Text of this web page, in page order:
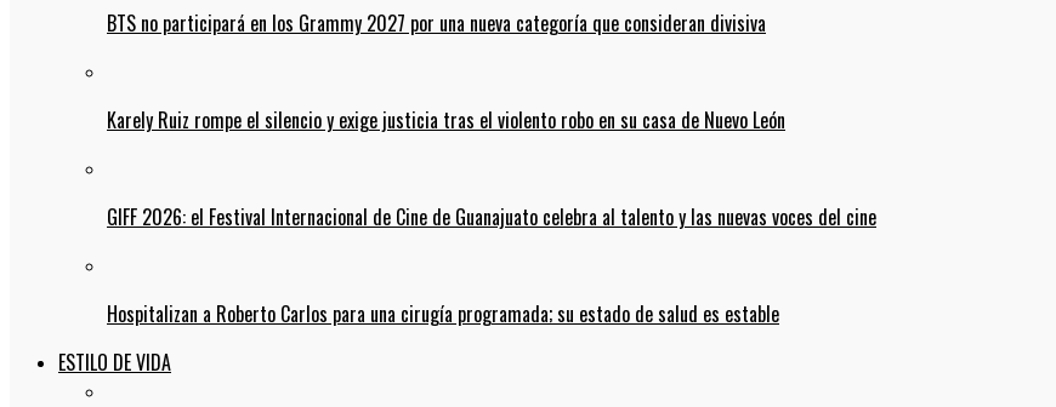
BTS no participará en los Grammy 2027 por una nueva categoría que consideran divisiva
Karely Ruiz rompe el silencio y exige justicia tras el violento robo en su casa de Nuevo León
GIFF 2026: el Festival Internacional de Cine de Guanajuato celebra al talento y las nuevas voces del cine
Hospitalizan a Roberto Carlos para una cirugía programada; su estado de salud es estable
ESTILO DE VIDA